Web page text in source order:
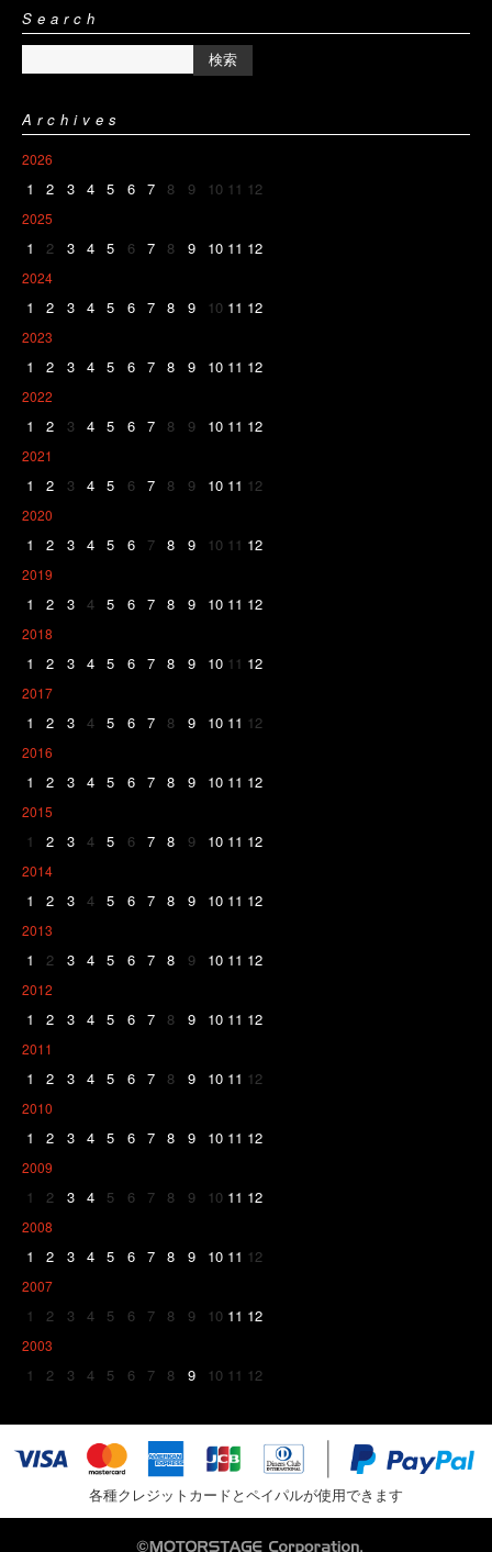
Search
Archives
2026
1 2 3 4 5 6 7 8 9 10 11 12
2025
1 2 3 4 5 6 7 8 9 10 11 12
2024
1 2 3 4 5 6 7 8 9 10 11 12
2023
1 2 3 4 5 6 7 8 9 10 11 12
2022
1 2 3 4 5 6 7 8 9 10 11 12
2021
1 2 3 4 5 6 7 8 9 10 11 12
2020
1 2 3 4 5 6 7 8 9 10 11 12
2019
1 2 3 4 5 6 7 8 9 10 11 12
2018
1 2 3 4 5 6 7 8 9 10 11 12
2017
1 2 3 4 5 6 7 8 9 10 11 12
2016
1 2 3 4 5 6 7 8 9 10 11 12
2015
1 2 3 4 5 6 7 8 9 10 11 12
2014
1 2 3 4 5 6 7 8 9 10 11 12
2013
1 2 3 4 5 6 7 8 9 10 11 12
2012
1 2 3 4 5 6 7 8 9 10 11 12
2011
1 2 3 4 5 6 7 8 9 10 11 12
2010
1 2 3 4 5 6 7 8 9 10 11 12
2009
1 2 3 4 5 6 7 8 9 10 11 12
2008
1 2 3 4 5 6 7 8 9 10 11 12
2007
1 2 3 4 5 6 7 8 9 10 11 12
2003
1 2 3 4 5 6 7 8 9 10 11 12
各種クレジットカードとペイパルが使用できます